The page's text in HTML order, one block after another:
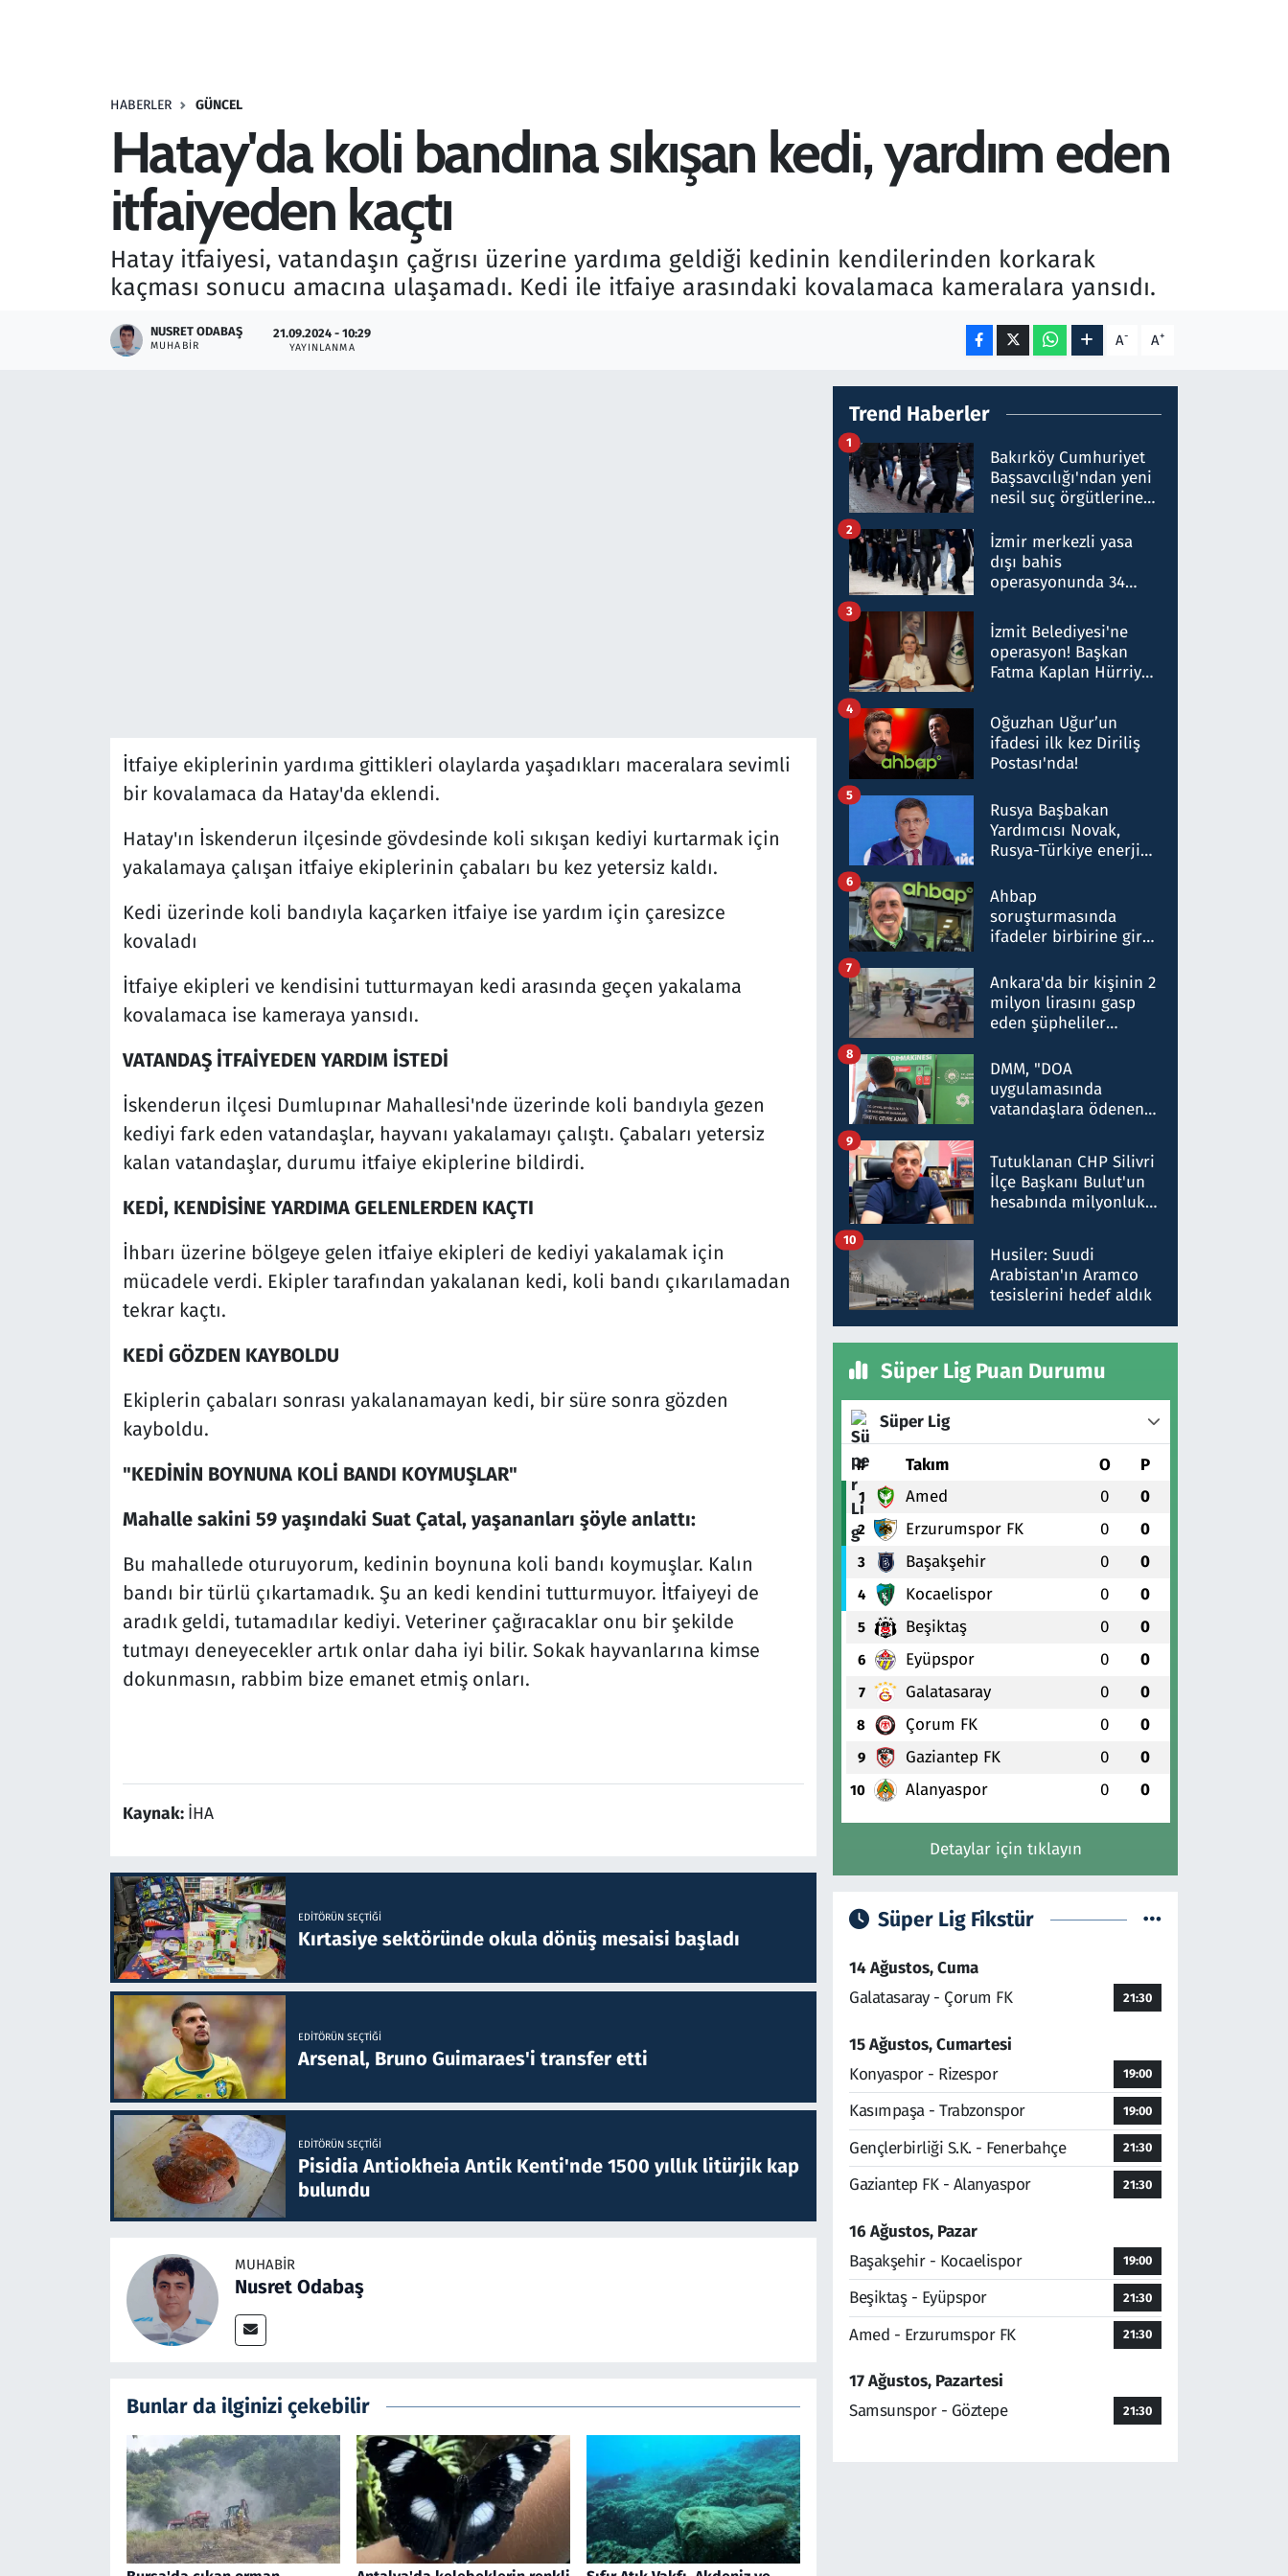
HABERLER GÜNCEL
Hatay'da koli bandına sıkışan kedi, yardım eden
itfaiyeden kaçtı
Hatay itfaiyesi, vatandaşın çağrısı üzerine yardıma geldiği kedinin kendilerinden korkarak
kaçması sonucu amacına ulaşamadı. Kedi ile itfaiye arasındaki kovalamaca kameralara yansıdı.
NUSRET ODABAŞ
MUHABIR
21.09.2024 - 10:29
YAYINLANMA A- A+
İtfaiye ekiplerinin yardıma gittikleri olaylarda yaşadıkları maceralara sevimli
bir kovalamaca da Hatay'da eklendi.
Hatay'ın İskenderun ilçesinde gövdesinde koli sıkışan kediyi kurtarmak için
yakalamaya çalışan itfaiye ekiplerinin çabaları bu kez yetersiz kaldı.
Kedi üzerinde koli bandıyla kaçarken itfaiye ise yardım için çaresizce
kovaladı
İtfaiye ekipleri ve kendisini tutturmayan kedi arasında geçen yakalama
kovalamaca ise kameraya yansıdı.
VATANDAŞ İTFAİYEDEN YARDIM İSTEDİ
İskenderun ilçesi Dumlupınar Mahallesi'nde üzerinde koli bandıyla gezen
kediyi fark eden vatandaşlar, hayvanı yakalamayı çalıştı. Çabaları yetersiz
kalan vatandaşlar, durumu itfaiye ekiplerine bildirdi.
KEDİ, KENDİSİNE YARDIMA GELENLERDEN KAÇTI
İhbarı üzerine bölgeye gelen itfaiye ekipleri de kediyi yakalamak için
mücadele verdi. Ekipler tarafından yakalanan kedi, koli bandı çıkarılamadan
tekrar kaçtı.
KEDİ GÖZDEN KAYBOLDU
Ekiplerin çabaları sonrası yakalanamayan kedi, bir süre sonra gözden
kayboldu.
"KEDİNİN BOYNUNA KOLİ BANDI KOYMUŞLAR"
Mahalle sakini 59 yaşındaki Suat Çatal, yaşananları şöyle anlattı:
Bu mahallede oturuyorum, kedinin boynuna koli bandı koymuşlar. Kalın
bandı bir türlü çıkartamadık. Şu an kedi kendini tutturmuyor. İtfaiyeyi de
aradık geldi, tutamadılar kediyi. Veteriner çağıracaklar onu bir şekilde
tutmayı deneyecekler artık onlar daha iyi bilir. Sokak hayvanlarına kimse
dokunmasın, rabbim bize emanet etmiş onları.
Kaynak: İHA
EDITÖRÜN SEÇTIĞI
Kırtasiye sektöründe okula dönüş mesaisi başladı
EDITÖRÜN SEÇTIĞI
Arsenal, Bruno Guimaraes'i transfer etti
EDITÖRÜN SEÇTIĞI
Pisidia Antiokheia Antik Kenti'nde 1500 yıllık litürjik kap
bulundu
MUHABIR
Nusret Odabaş
Bunlar da ilginizi çekebilir
Trend Haberler
Bakırköy Cumhuriyet
Başsavcılığı'ndan yeni
nesil suç örgütlerine
hakkında gözaltı kararı
1
İzmir merkezli yasa
dışı bahis
operasyonunda 34
Milyar liralık para
trafiği tespit edildi
2
İzmit Belediyesi'ne
operasyon! Başkan
Fatma Kaplan Hürriyet
3
Oğuzhan Uğur’un
ifadesi ilk kez Diriliş
Postası'nda!
4
Rusya Başbakan
Yardımcısı Novak,
Rusya-Türkiye enerji
nitelikte olduğunu
belirtti
5
Ahbap
soruşturmasında
ifadeler birbirine girdi:
ifadelerinden ortaya
çıkan tablo şok etti
6
Ankara'da bir kişinin 2
milyon lirasını gasp
eden şüpheliler
7
DMM, "DOA
uygulamasında
vatandaşlara ödenen
düşürüldüğü" iddiasını
yalanladı
8
Tutuklanan CHP Silivri
İlçe Başkanı Bulut'un
hesabında milyonluk
talimat verdi, ben
gönderdim
9
Husiler: Suudi
Arabistan'ın Aramco
tesislerini hedef aldık
10
Süper Lig Puan Durumu
Süper Lig
# Takım O P
1 Amed 0 0
2 Erzurumspor FK 0 0
3 Başakşehir 0 0
4 Kocaelispor 0 0
5 Beşiktaş 0 0
6 Eyüpspor 0 0
7 Galatasaray 0 0
8 Çorum FK 0 0
9 Gaziantep FK 0 0
10 Alanyaspor 0 0
Detaylar için tıklayın
Süper Lig Fikstür
14 Ağustos, Cuma
Galatasaray - Çorum FK
21:30
15 Ağustos, Cumartesi
Konyaspor - Rizespor
19:00
Kasımpaşa - Trabzonspor 19:00
Gençlerbirliği S.K. - Fenerbahçe 21:30
Gaziantep FK - Alanyaspor 21:30
16 Ağustos, Pazar
Başakşehir - Kocaelispor
19:00
Beşiktaş - Eyüpspor 21:30
Amed - Erzurumspor FK 21:30
17 Ağustos, Pazartesi
Samsunspor - Göztepe
21:30
Savunma Sanayi
Teknoloji ve Bilim